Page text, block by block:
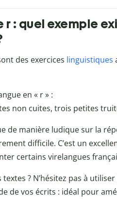
r : quel exemple
des exercices linguistiques
en « r » :
non cuites, trois petites
de manière ludique sur la
difficile. C’est un
certains virelangues
? N’hésitez pas à utiliser
de vos écrits : idéal pour